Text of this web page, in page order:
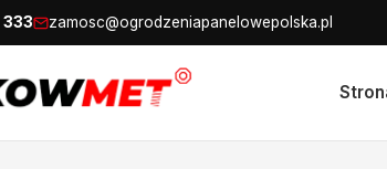
zamosc@ogrodzeniapanelowepolska.pl